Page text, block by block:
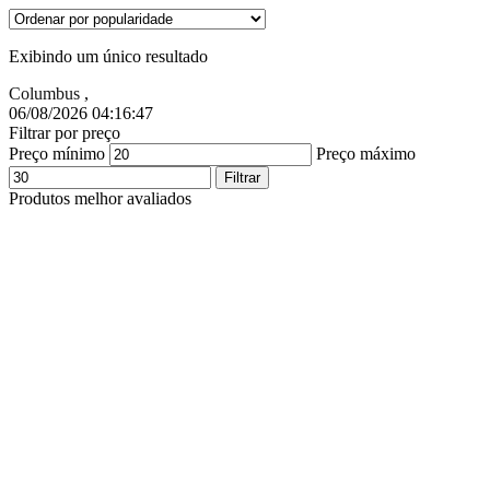
Exibindo um único resultado
Columbus ,
06/08/2026 04:16:48
Filtrar por preço
Preço mínimo
Preço máximo
Filtrar
Produtos melhor avaliados